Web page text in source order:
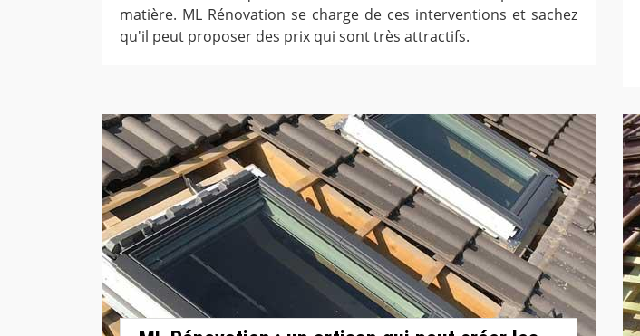
matière. ML Rénovation se charge de ces interventions et sachez
qu'il peut proposer des prix qui sont très attractifs.